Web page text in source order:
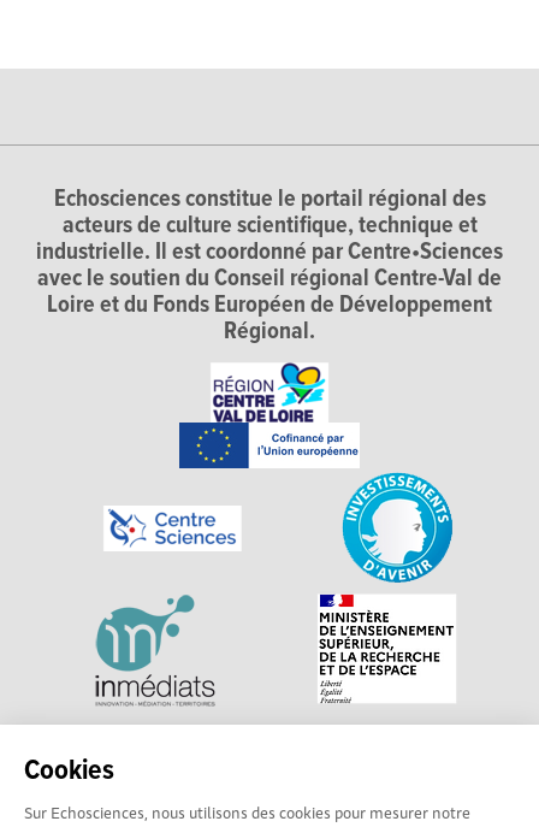
Cookies
Sur Echosciences, nous utilisons des cookies pour mesurer notre
Echosciences constitue le portail régional des
acteurs de culture scientifique, technique et
industrielle. Il est coordonné par Centre•Sciences
avec le soutien du Conseil régional Centre-Val de
Loire et du Fonds Européen de Développement
Régional.
Explorer, s’exprimer, rentrer en contact : Echosciences
sciences et de technologies du territoire. Propulsé par